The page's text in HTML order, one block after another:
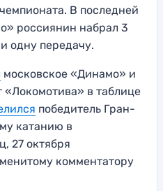
В последней
россиянин набрал 3
одну передачу.
московское «Динамо» и
«Локомотива» в таблице
победитель Гран-
катанию в
27 октября
комментатору